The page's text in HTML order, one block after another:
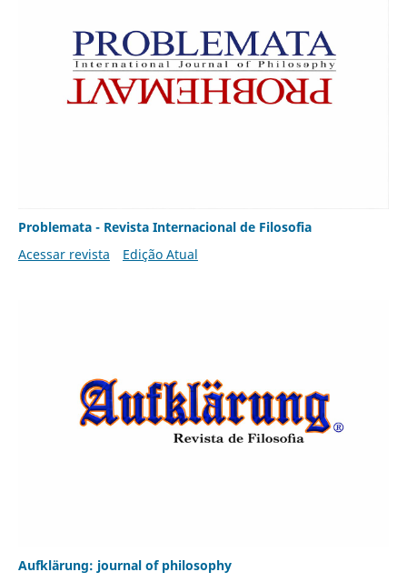
Problemata - Revista Internacional de Filosofia
Acessar revista
Edição Atual
Aufklärung: journal of philosophy